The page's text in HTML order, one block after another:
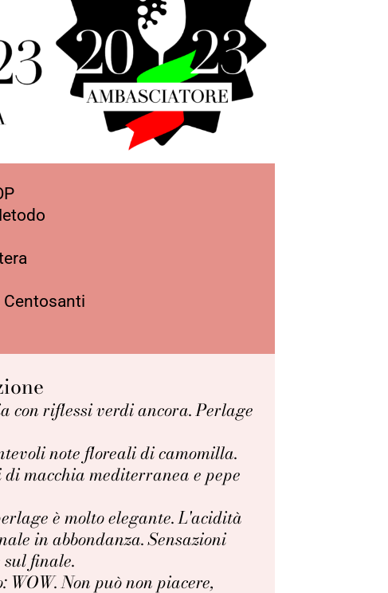
con riflessi verdi ancora. Perlage
note floreali di camomilla.
macchia mediterranea e pepe
è molto elegante. L'acidità
in abbondanza. Sensazioni
finale.
WOW. Non può non piacere,